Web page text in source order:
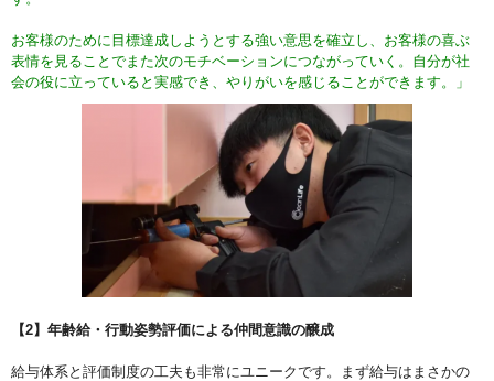
お客様のために目標達成しようとする強い意思を確立し、お客様の喜ぶ
表情を見ることでまた次のモチベーションにつながっていく。自分が社
会の役に立っていると実感でき、やりがいを感じることができます。」
【2】年齢給・行動姿勢評価による仲間意識の醸成
給与体系と評価制度の工夫も非常にユニークです。まず給与はまさかの